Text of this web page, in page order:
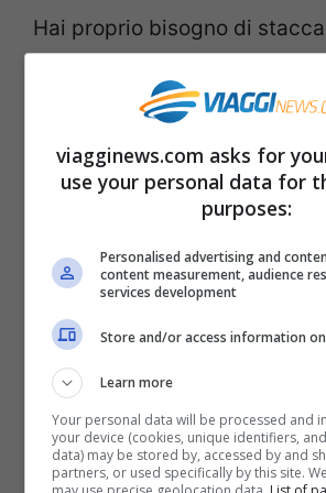
Hai proprio bisogno di
preoccupare: se prenoti in
pochissimo, potresti
viagginews.com asks for
use your personal data for
purposes:
Personalised advertising and
content measurement, audience
services development
Store and/or access information
Learn more
Your personal data will be processed and
your device (cookies, unique identifiers,
data) may be stored by, accessed by and
partners, or used specifically by this site.